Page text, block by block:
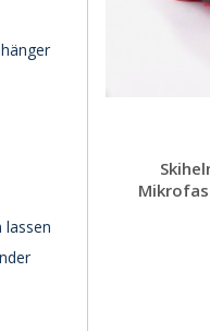
lassen